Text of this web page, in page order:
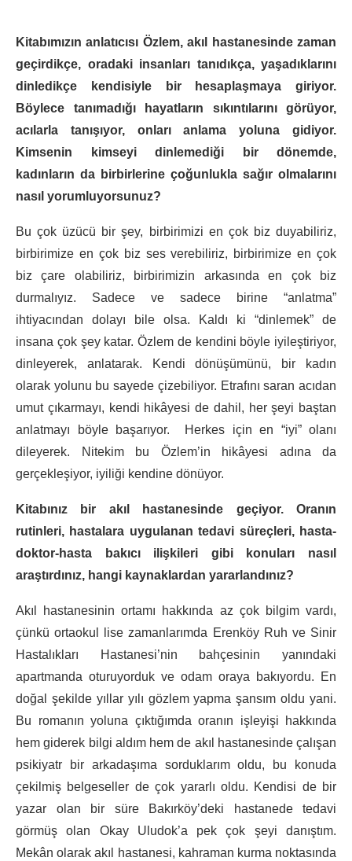
Kitabımızın anlatıcısı Özlem, akıl hastanesinde zaman
geçirdikçe, oradaki insanları tanıdıkça, yaşadıklarını
dinledikçe kendisiyle bir hesaplaşmaya giriyor.
Böylece tanımadığı hayatların sıkıntılarını görüyor,
acılarla tanışıyor, onları anlama yoluna gidiyor.
Kimsenin kimseyi dinlemediği bir dönemde,
kadınların da birbirlerine çoğunlukla sağır olmalarını
nasıl yorumluyorsunuz?
Bu çok üzücü bir şey, birbirimizi en çok biz duyabiliriz,
birbirimize en çok biz ses verebiliriz, birbirimize en çok
biz çare olabiliriz, birbirimizin arkasında en çok biz
durmalıyız. Sadece ve sadece birine “anlatma”
ihtiyacından dolayı bile olsa. Kaldı ki “dinlemek” de
insana çok şey katar. Özlem de kendini böyle iyileştiriyor,
dinleyerek, anlatarak. Kendi dönüşümünü, bir kadın
olarak yolunu bu sayede çizebiliyor. Etrafını saran acıdan
umut çıkarmayı, kendi hikâyesi de dahil, her şeyi baştan
anlatmayı böyle başarıyor. Herkes için en “iyi” olanı
dileyerek. Nitekim bu Özlem’in hikâyesi adına da
gerçekleşiyor, iyiliği kendine dönüyor.
Kitabınız bir akıl hastanesinde geçiyor. Oranın
rutinleri, hastalara uygulanan tedavi süreçleri, hasta-
doktor-hasta bakıcı ilişkileri gibi konuları nasıl
araştırdınız, hangi kaynaklardan yararlandınız?
Akıl hastanesinin ortamı hakkında az çok bilgim vardı,
çünkü ortaokul lise zamanlarımda Erenköy Ruh ve Sinir
Hastalıkları Hastanesi’nin bahçesinin yanındaki
apartmanda oturuyorduk ve odam oraya bakıyordu. En
doğal şekilde yıllar yılı gözlem yapma şansım oldu yani.
Bu romanın yoluna çıktığımda oranın işleyişi hakkında
hem giderek bilgi aldım hem de akıl hastanesinde çalışan
psikiyatr bir arkadaşıma sorduklarım oldu, bu konuda
çekilmiş belgeseller de çok yararlı oldu. Kendisi de bir
yazar olan bir süre Bakırköy’deki hastanede tedavi
görmüş olan Okay Uludok’a pek çok şeyi danıştım.
Mekân olarak akıl hastanesi, kahraman kurma noktasında